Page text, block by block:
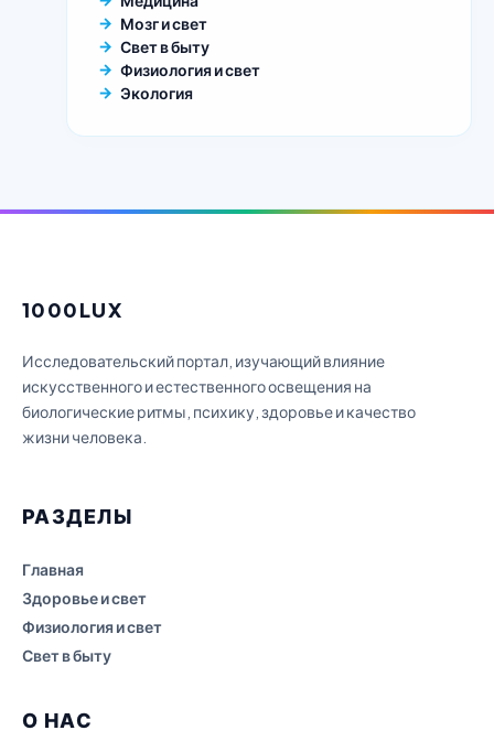
Мозг и свет
Свет в быту
Физиология и свет
Экология
1000LUX
Исследовательский портал, изучающий влияние
искусственного и естественного освещения на
биологические ритмы, психику, здоровье и качество
жизни человека.
РАЗДЕЛЫ
Главная
Здоровье и свет
Физиология и свет
Свет в быту
О НАС